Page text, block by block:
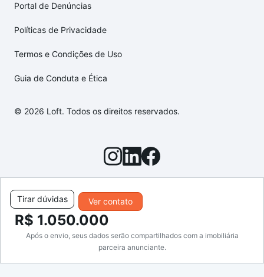
Ver contato
Tirar dúvidas
R$ 1.050.000
Após o envio, seus dados serão compartilhados com a imobiliária
parceira anunciante.
Portal de Denúncias
Políticas de Privacidade
Termos e Condições de Uso
Guia de Conduta e Ética
© 2026 Loft. Todos os direitos reservados.